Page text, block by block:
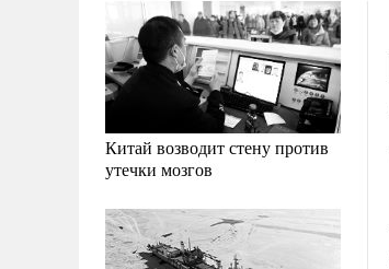
Китай возводит стену против
утечки мозгов